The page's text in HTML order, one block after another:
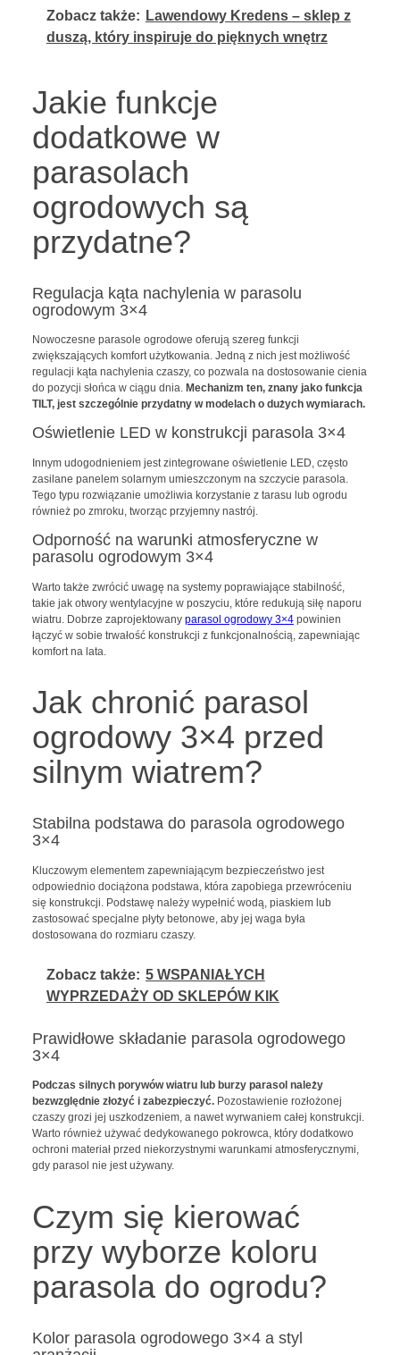
Zobacz także: Lawendowy Kredens – sklep z
duszą, który inspiruje do pięknych wnętrz
Jakie funkcje
dodatkowe w
parasolach
ogrodowych są
przydatne?
Regulacja kąta nachylenia w parasolu
ogrodowym 3×4
Nowoczesne parasole ogrodowe oferują szereg funkcji
zwiększających komfort użytkowania. Jedną z nich jest możliwość
regulacji kąta nachylenia czaszy, co pozwala na dostosowanie cienia
do pozycji słońca w ciągu dnia. Mechanizm ten, znany jako funkcja
TILT, jest szczególnie przydatny w modelach o dużych wymiarach.
Oświetlenie LED w konstrukcji parasola 3×4
Innym udogodnieniem jest zintegrowane oświetlenie LED, często
zasilane panelem solarnym umieszczonym na szczycie parasola.
Tego typu rozwiązanie umożliwia korzystanie z tarasu lub ogrodu
również po zmroku, tworząc przyjemny nastrój.
Odporność na warunki atmosferyczne w
parasolu ogrodowym 3×4
Warto także zwrócić uwagę na systemy poprawiające stabilność,
takie jak otwory wentylacyjne w poszyciu, które redukują siłę naporu
wiatru. Dobrze zaprojektowany parasol ogrodowy 3×4powinien
łączyć w sobie trwałość konstrukcji z funkcjonalnością, zapewniając
komfort na lata.
Jak chronić parasol
ogrodowy 3×4 przed
silnym wiatrem?
Stabilna podstawa do parasola ogrodowego
3×4
Kluczowym elementem zapewniającym bezpieczeństwo jest
odpowiednio dociążona podstawa, która zapobiega przewróceniu
się konstrukcji. Podstawę należy wypełnić wodą, piaskiem lub
zastosować specjalne płyty betonowe, aby jej waga była
dostosowana do rozmiaru czaszy.
Zobacz także: 5 WSPANIAŁYCH
WYPRZEDAŻY OD SKLEPÓW KIK
Prawidłowe składanie parasola ogrodowego
3×4
Podczas silnych porywów wiatru lub burzy parasol należy
bezwzględnie złożyć i zabezpieczyć.Pozostawienie rozłożonej
czaszy grozi jej uszkodzeniem, a nawet wyrwaniem całej konstrukcji.
Warto również używać dedykowanego pokrowca, który dodatkowo
ochroni materiał przed niekorzystnymi warunkami atmosferycznymi,
gdy parasol nie jest używany.
Czym się kierować
przy wyborze koloru
parasola do ogrodu?
Kolor parasola ogrodowego 3×4 a styl